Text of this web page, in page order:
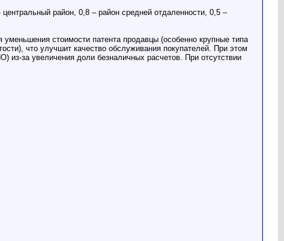
район, 0,8 – район средней отдаленности, 0,5 –
стоимости патента продавцы (особенно крупные типа
что улучшит качество обслуживания покупателей. При этом
из-за увеличения доли безналичных расчетов. При отсутствии